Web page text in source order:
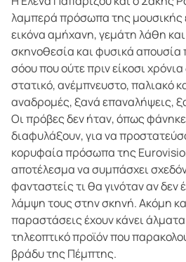
λαμπερά πρόσωπα της μουσικής
εικόνα αμήχανη, γεμάτη λάθη
σκηνοθεσία και φυσικά
σόου που ούτε πριν είκοσι
στατικό, ανέμπνευστο, παλιακό
αναδρομές, ξανά επαναλήψεις,
Οι πρόβες δεν ήταν, όπως
διαφυλάξουν, για να
κορυφαία πρόσωπα της
αποτέλεσμα να συμπάσχει
φανταστείς τι θα γινόταν αν δεν
λάμψη τους στην σκηνή. Ακόμη
παραστάσεις έχουν κάνει
τηλεοπτικό προϊόν που
βράδυ της Πέμπτης.